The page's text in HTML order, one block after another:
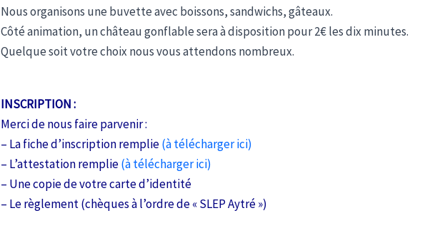
Nous organisons une buvette avec boissons, sandwichs, gâteaux.
Côté animation, un château gonflable sera à disposition pour 2€ les dix minutes.
Quelque soit votre choix nous vous attendons nombreux.
INSCRIPTION :
Merci de nous faire parvenir :
– La fiche d’inscription remplie(à télécharger ici)
– L’attestation remplie(à télécharger ici)
– Une copie de votre carte d’identité
– Le règlement (chèques à l’ordre de « SLEP Aytré »)